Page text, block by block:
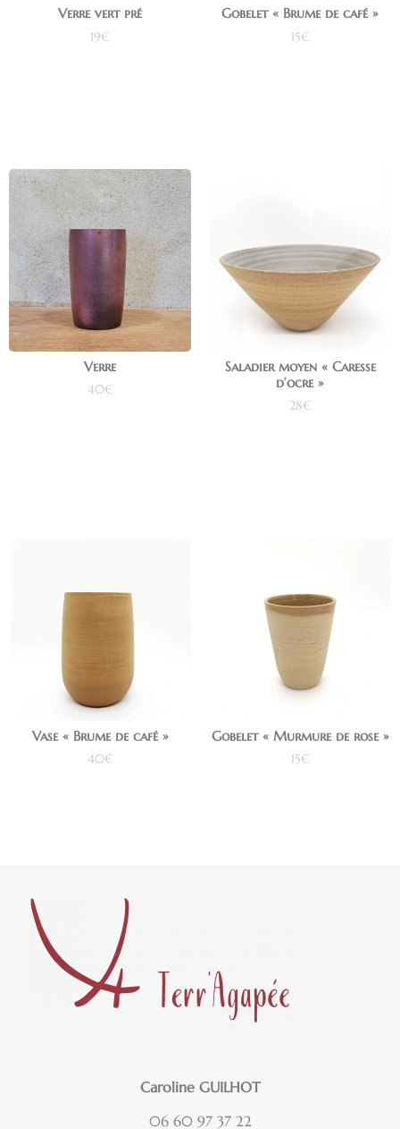
Verre vert pré
19€
Gobelet « Brume de café »
15€
Verre
40€
Saladier moyen « Caresse
d’ocre »
28€
Vase « Brume de café »
40€
Gobelet « Murmure de rose »
15€
Caroline GUILHOT
06 60 97 37 22